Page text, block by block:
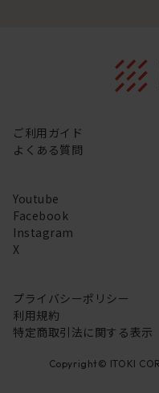
ご利用ガイド
よくある質問
Youtube
Facebook
Instagram
X
プライバシーポリシー
利用規約
特定商取引法に関する表示
Copyright© ITOKI